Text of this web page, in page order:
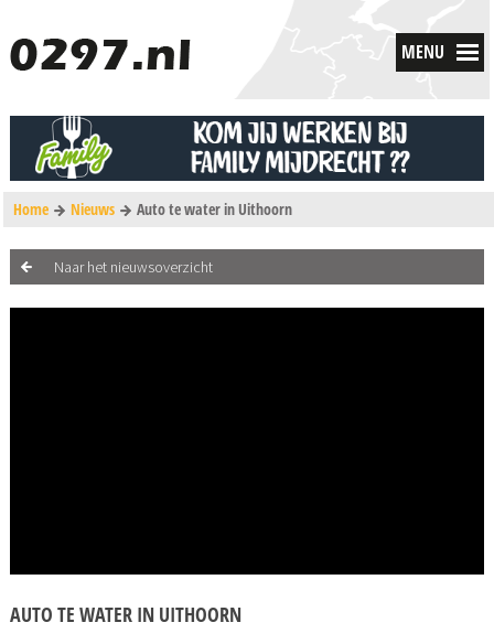
MENU
Home Nieuws Auto te water in Uithoorn
Naar het nieuwsoverzicht
AUTO TE WATER IN UITHOORN